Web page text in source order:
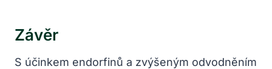
Závěr
S účinkem endorfinů a zvýšeným odvodněním